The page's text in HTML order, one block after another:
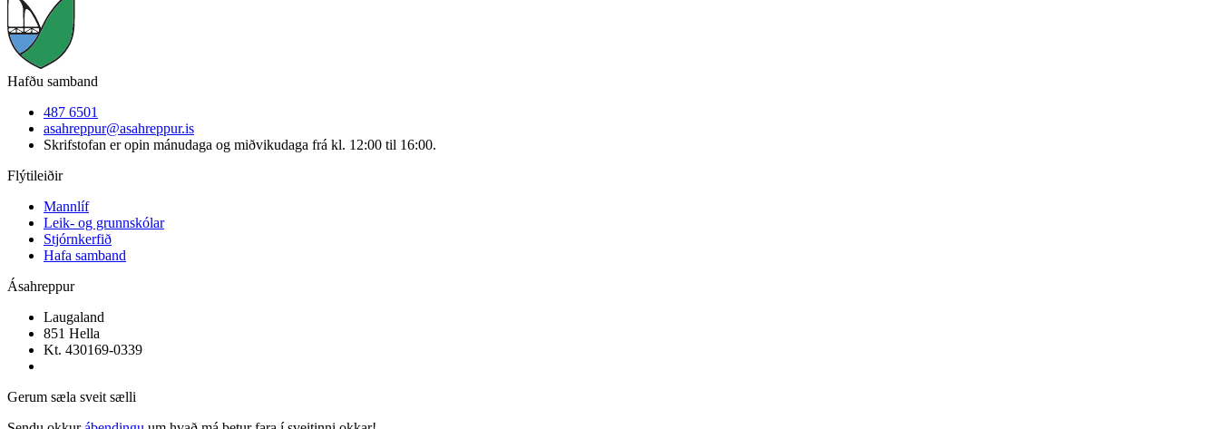
Hafðu samband
487 6501
asahreppur@asahreppur.is
Skrifstofan er opin mánudaga og miðvikudaga frá kl. 12:00 til 16:00.
Flýtileiðir
Mannlíf
Leik- og grunnskólar
Stjórnkerfið
Hafa samband
Ásahreppur
Laugaland
851 Hella
Kt. 430169-0339
Gerum sæla sveit sælli